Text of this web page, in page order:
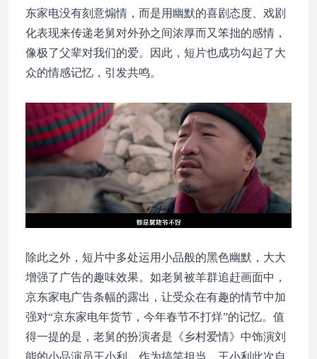
东家电没有刻意煽情，而是用幽默的喜剧态度、戏剧
化表现来传递老舅对外孙之间浓厚而又笨拙的感情，
像极了父辈对我们的爱。因此，短片也成功勾起了大
众的情感记忆，引发共鸣。
除此之外，短片中多处运用小品般的黑色幽默，大大
增强了广告的趣味效果。如老舅被羊群追赶画面中，
京东家电广告条幅的露出，让受众在有趣的情节中加
强对“京东家电年货节，今年春节不打烊”的记忆。值
得一提的是，老舅的扮演者是《乡村爱情》中饰演刘
能的小品演员王小利，作为搞笑担当，王小利此次自